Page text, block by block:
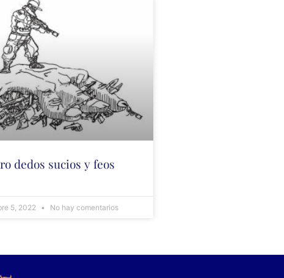
dedos sucios y feos
5, 2022 No hay comentarios